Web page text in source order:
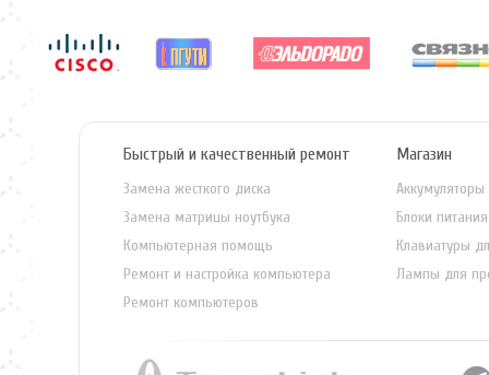
Быстрый и качественный ремонт
Замена жесткого диска
Замена матрицы ноутбука
Компьютерная помощь
Ремонт и настройка компьютера
Ремонт компьютеров
Магазин
Блоки
Клавиатуры
Лампы для